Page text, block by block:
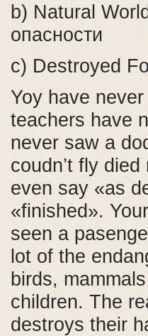
b) Natural
опасности
c) Destroyed
Yoy have
teachers have
never saw a
coudn’t fly
even say «as
«finished».
seen a
lot of the
birds,
children. The
destroys their